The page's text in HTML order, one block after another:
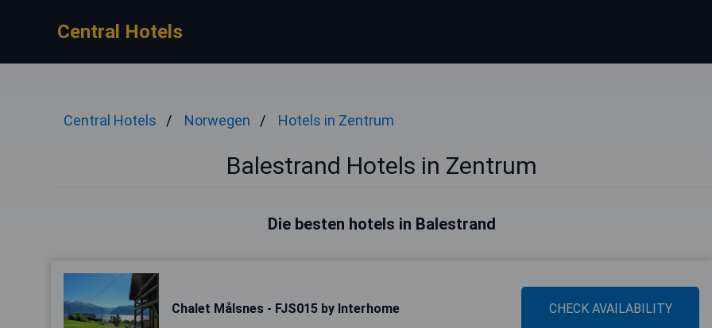
Central Hotels
Central Hotels Norwegen Hotels in Zentrum
Balestrand Hotels in Zentrum
Die besten hotels in Balestrand
Chalet Målsnes - FJS015 by Interhome CHECK AVAILABILITY